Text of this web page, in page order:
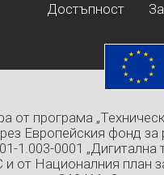
Достъпност
от програма
Европейския фонд за
1.003-0001
и от Националния план